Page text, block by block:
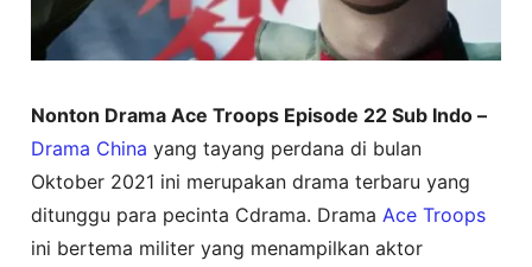
Nonton Drama Ace Troops Episode 22 Sub Indo –
Drama China yang tayang perdana di bulan
Oktober 2021 ini merupakan drama terbaru yang
ditunggu para pecinta Cdrama. Drama Ace Troops
ini bertema militer yang menampilkan aktor